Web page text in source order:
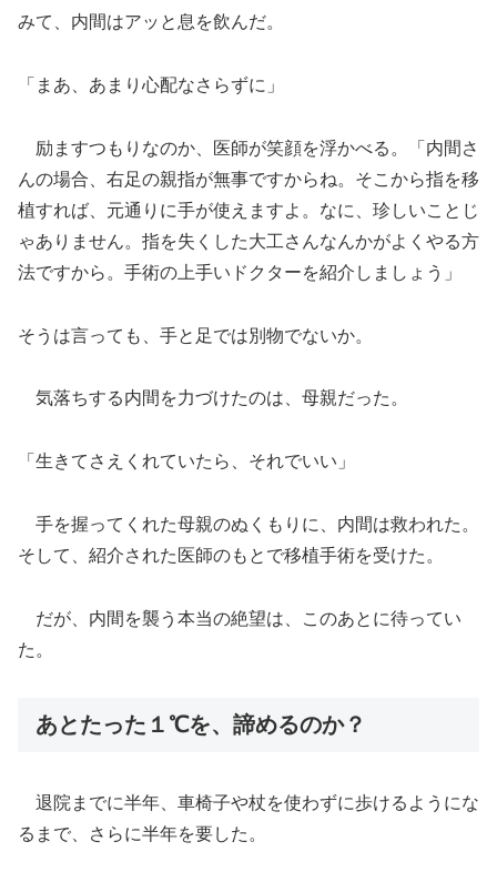
みて、内間はアッと息を飲んだ。
「まあ、あまり心配なさらずに」
励ますつもりなのか、医師が笑顔を浮かべる。「内間さ
んの場合、右足の親指が無事ですからね。そこから指を移
植すれば、元通りに手が使えますよ。なに、珍しいことじ
ゃありません。指を失くした大工さんなんかがよくやる方
法ですから。手術の上手いドクターを紹介しましょう」
そうは言っても、手と足では別物でないか。
気落ちする内間を力づけたのは、母親だった。
「生きてさえくれていたら、それでいい」
手を握ってくれた母親のぬくもりに、内間は救われた。
そして、紹介された医師のもとで移植手術を受けた。
だが、内間を襲う本当の絶望は、このあとに待ってい
た。
あとたった１℃を、諦めるのか？
退院までに半年、車椅子や杖を使わずに歩けるようにな
るまで、さらに半年を要した。